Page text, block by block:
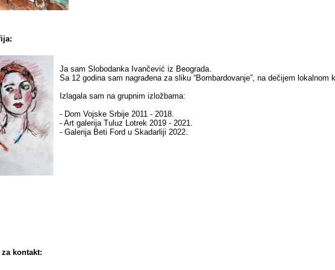
Ja sam Slobodanka Ivančević iz Beograda.
Sa 12 godina sam nagrađena za sliku “Bombardovanje”, na dečijem lokalnom
Izlagala sam na grupnim izložbama:
- Dom Vojske Srbije 2011 - 2018.
- Art galerija Tuluz Lotrek 2019 - 2021.
- Galerija Beti Ford u Skadarliji 2022.
za kontakt: